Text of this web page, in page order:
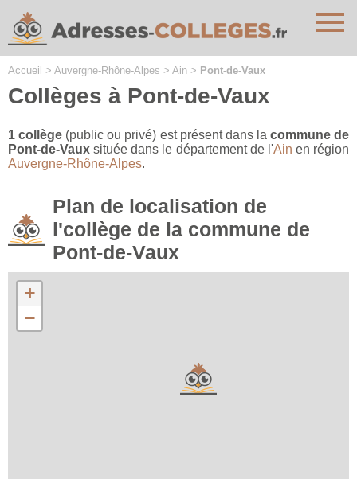
Accueil > Auvergne-Rhône-Alpes > Ain > Pont-de-Vaux
Collèges à Pont-de-Vaux
1 collège (public ou privé) est présent dans la commune de
Pont-de-Vaux située dans le département de l'Ain en région
Auvergne-Rhône-Alpes.
Plan de localisation de
l'collège de la commune de
Pont-de-Vaux
+
−